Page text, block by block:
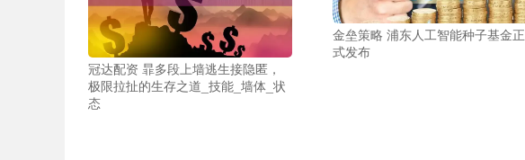
冠达配资 暃多段上墙逃生接隐匿，
极限拉扯的生存之道_技能_墙体_状
态
金垒策略 浦东人工智能种子基金正
式发布